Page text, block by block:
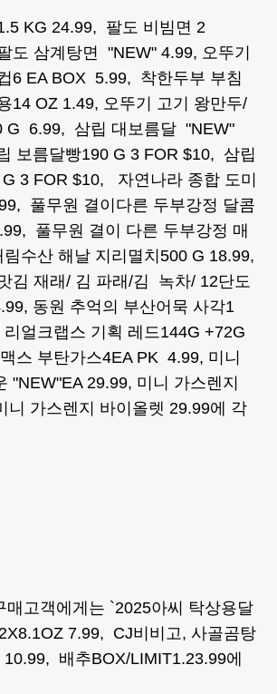
KG 24.99, 팔도 비빔면 2
도 삼계탕면 "NEW" 4.99, 오뚜기
6 EA BOX 5.99, 착한두부 부침
14 OZ 1.49, 오뚜기 고기 왕만두/
G 6.99, 삼립 대보름달 "NEW"
보름달빵190 G 3 FOR $10, 삼립
3 FOR $10, 자연나라 종합 도미
풀무원 결이다른 두부강정 달콤
풀무원 결이 다른 두부강정 매
수산 해날 지리멸치500 G 18.99,
김 재래/ 김 파래/김 녹차/ 12단도
동원 추억의 부산어묵 사각1
얼크랩스 기획 레드144G +72G
스 부탄가스4EA PK 4.99, 미니
"NEW"EA 29.99, 미니 가스렌지
니 가스렌지 바이올렛 29.99에 각
고객에게는 `2025아씨 탁상용달
7.99, CJ비비고, 사골곰탕
10.99, 배추BOX/LIMIT1.23.99에